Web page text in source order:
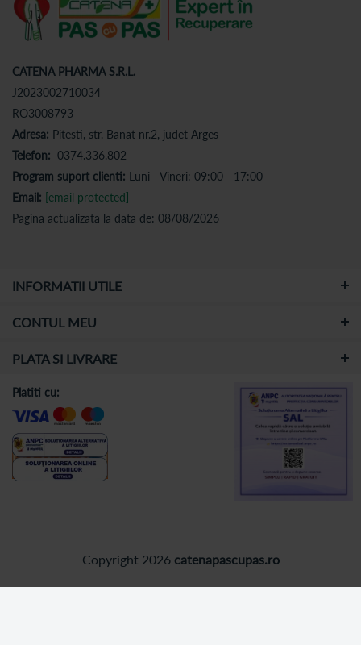
CATENA PHARMA S.R.L.
J2023002710034
RO3008793
Adresa: Pitesti, str. Banat nr.2, judet Arges
Telefon: 0374.336.802
Program suport clienti: Luni - Vineri: 09:00 - 17:00
Email: [email protected]
Pagina actualizata la data de: 08/08/2026
INFORMATII UTILE
CONTUL MEU
PLATA SI LIVRARE
Copyright 2026 catenapascupas.ro
Platiti cu: